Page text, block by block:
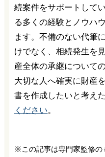
続案件をサポートして
る多くの経験とノウハ
ます。不備のない代筆
けでなく、相続発生を
産全体の承継について
大切な人へ確実に財産
書を作成したいと考え
ください。
※この記事は専門家監修の